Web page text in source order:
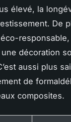
élevé, la
De
responsable,
décoration
aussi plus
de
composites.